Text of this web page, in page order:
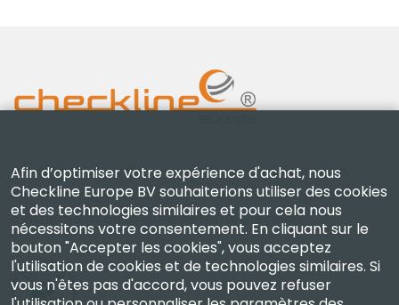
Checkline Europe B.V. — spécialistes de la fourniture,
de l'étalonnage, de la certification et de la réparation
d'instruments de mesure de haute précision.
Afin d’optimiser votre expérience d'achat, nous
Checkline Europe BV souhaiterions utiliser des cookies
et des technologies similaires et pour cela nous
nécessitons votre consentement. En cliquant sur le
bouton "Accepter les cookies", vous acceptez
l'utilisation de cookies et de technologies similaires. Si
vous n'êtes pas d'accord, vous pouvez refuser